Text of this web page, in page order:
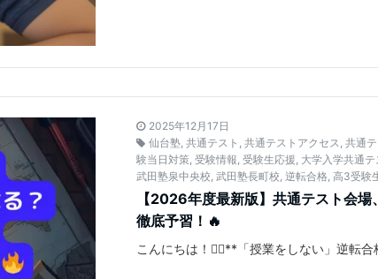
2025年12月17日
仙台塾 ,共通テスト ,共通テストアクセス ,共通
験当日対策 ,受験情報 ,受験生応援 大学入学共通テ
武田塾泉中央校 ,武田塾長町校 ,逆転合格 ,高3受験
【2026年度最新版】共通テスト会
徹底予習！🔥
こんにちは！🙋‍♂️**「授業をしない」逆転